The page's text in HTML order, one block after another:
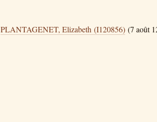
PLANTAGENET, Elizabeth (I120856) (7 août